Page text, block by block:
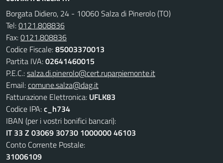
Borgata Didiero, 24 - 10060 Salza di Pinerolo (TO)
Tel:0121.808836
Fax:0121.808836
Codice Fiscale:85003370013
Partita IVA:02641460015
P.E.C.:salza.di.pinerolo@cert.ruparpiemonte.it
Email:comune.salza@dag.it
Fatturazione Elettronica: UFLK83
Codice IPA:c_h734
IBAN (per i vostri bonifici bancari):
IT 33 Z 03069 30730 1000000 46103
Conto Corrente Postale:
31006109